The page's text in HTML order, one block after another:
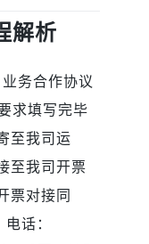
解析
务合作协议
求填写完毕
至我司运
至我司开票
票对接同
话：